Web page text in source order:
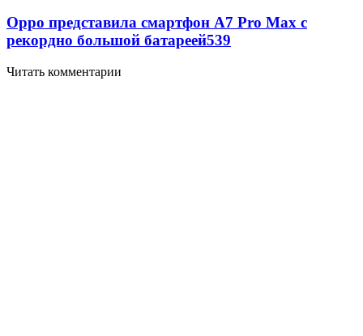
Oppo представила смартфон A7 Pro Max с
рекордно большой батареей539
Читать комментарии